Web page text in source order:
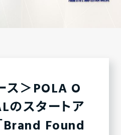
ス＞POLA O
のスタートア
Brand Found